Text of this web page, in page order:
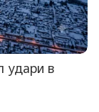
удари в